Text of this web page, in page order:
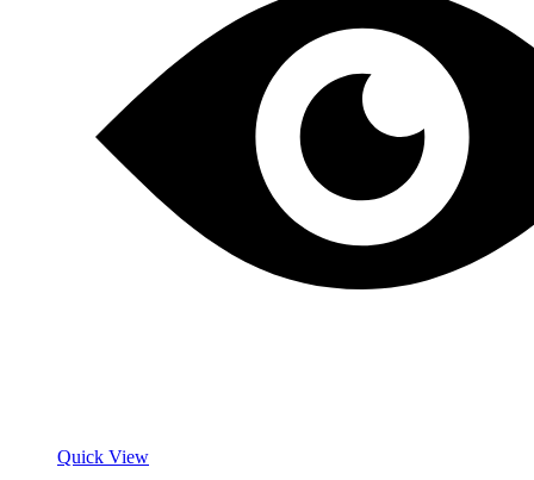
Quick View